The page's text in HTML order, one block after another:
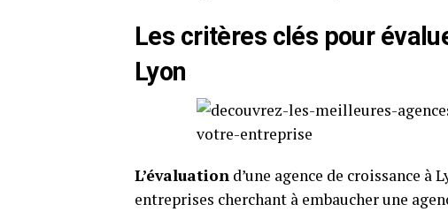
Les critères clés pour
Lyon
L’évaluation d’une agence de croissance à
entreprises cherchant à embaucher une